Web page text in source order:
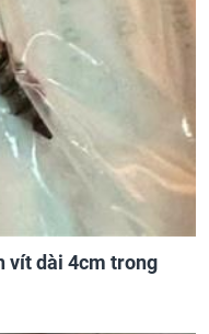
vít dài 4cm trong